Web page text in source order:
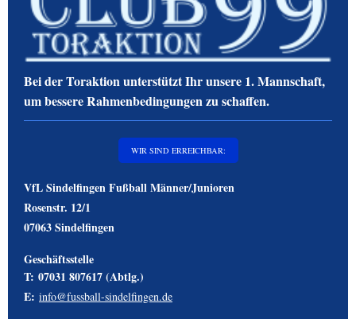
Bei der Toraktion unterstützt Ihr unsere 1. Mannschaft,
um bessere Rahmenbedingungen zu schaffen.
WIR SIND ERREICHBAR:
VfL Sindelfingen Fußball Männer/Junioren
Rosenstr. 12/1
07063 Sindelfingen
Geschäftsstelle
T: 07031 807617 (Abtlg.)
E: info@fussball-sindelfingen.de